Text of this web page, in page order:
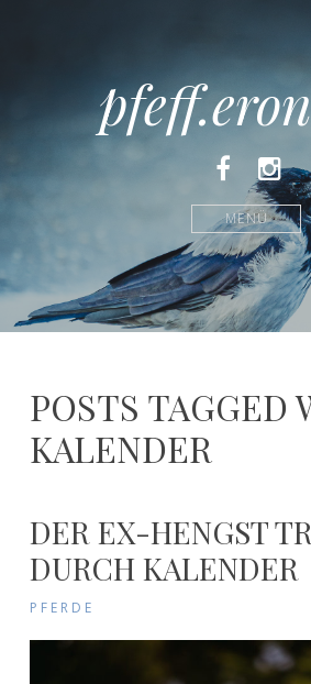
Facebook
MENÜ
POSTS TAGGED
KALENDER
DER EX-HENGST
DURCH KALENDER
PFERDE